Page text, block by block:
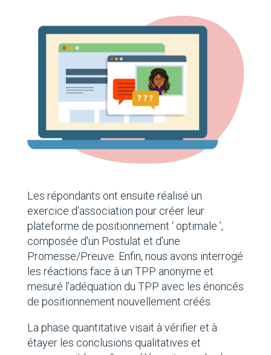
Les répondants ont ensuite réalisé un
exercice d'association pour créer leur
plateforme de positionnement ‘ optimale ’,
composée d'un Postulat et d'une
Promesse/Preuve. Enfin, nous avons interrogé
les réactions face à un TPP anonyme et
mesuré l'adéquation du TPP avec les énoncés
de positionnement nouvellement créés.
La phase quantitative visait à vérifier et à
étayer les conclusions qualitatives et